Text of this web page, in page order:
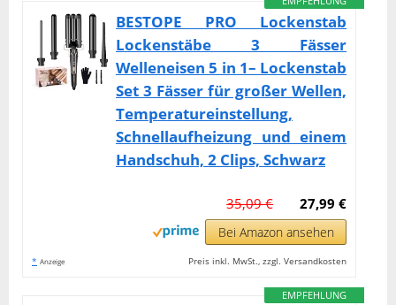
BESTOPE PRO Lockenstab
Lockenstäbe 3 Fässer
Welleneisen 5 in 1– Lockenstab
Set 3 Fässer für großer Wellen,
Temperatureinstellung,
Schnellaufheizung und einem
Handschuh, 2 Clips, Schwarz
27,99 €
35,09 €
Bei Amazon ansehen
* Anzeige Preis inkl. MwSt., zzgl. Versandkosten
EMPFEHLUNG